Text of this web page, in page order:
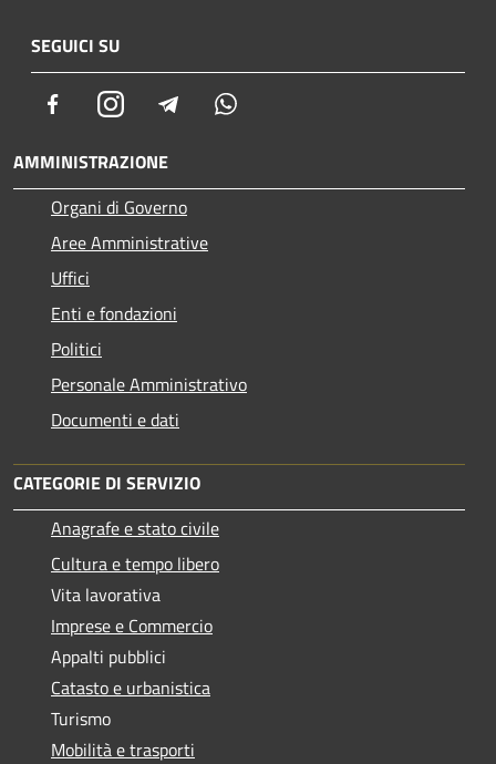
SEGUICI SU
FacebookInstagram Telegram
AMMINISTRAZIONE
Organi di Governo
Aree Amministrative
Uffici
Enti e fondazioni
Politici
Personale Amministrativo
Documenti e dati
CATEGORIE DI SERVIZIO
Anagrafe e stato civile
Cultura e tempo libero
Vita lavorativa
Imprese e Commercio
Appalti pubblici
Catasto e urbanistica
Turismo
Mobilità e trasporti